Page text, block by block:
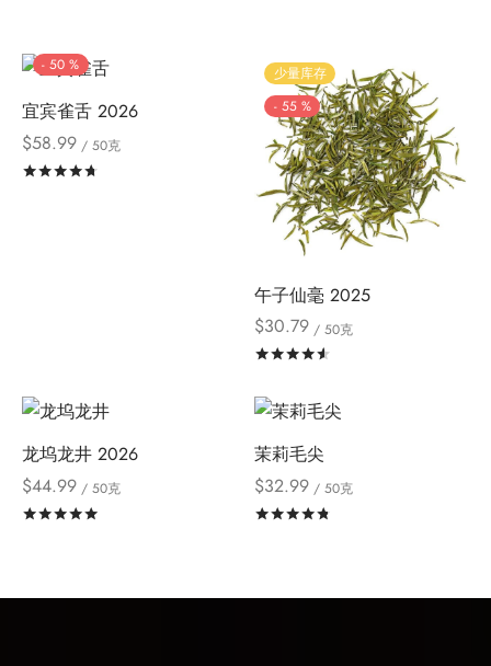
- 50 %
宜宾雀舌 2026
$58.99 / 50克
少量库存
- 55 %
午子仙毫 2025
$30.79/ 50克
龙坞龙井 2026
$44.99 / 50克
茉莉毛尖
$32.99/ 50克